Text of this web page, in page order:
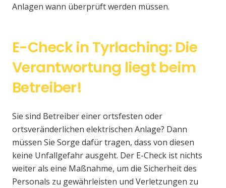
Anlagen wann überprüft werden müssen.
E-Check in Tyrlaching: Die
Verantwortung liegt beim
Betreiber!
Sie sind Betreiber einer ortsfesten oder
ortsveränderlichen elektrischen Anlage? Dann
müssen Sie Sorge dafür tragen, dass von diesen
keine Unfallgefahr ausgeht. Der E-Check ist nichts
weiter als eine Maßnahme, um die Sicherheit des
Personals zu gewährleisten und Verletzungen zu